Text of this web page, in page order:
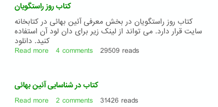
و
امليا
کتاب روز راستگویان
کتاب روز راستگویان در بخش معرفی آئین بهائی در کتابخانه
سایت قرار دارد. می تواند از لینک زیر برای دان لود آن استفاده
کنید. دانلود
Read more about
راستگویان
4 comments 29509 reads
کتاب در شناسایی آئین بهائی
Read more about
2 comments 31426 reads